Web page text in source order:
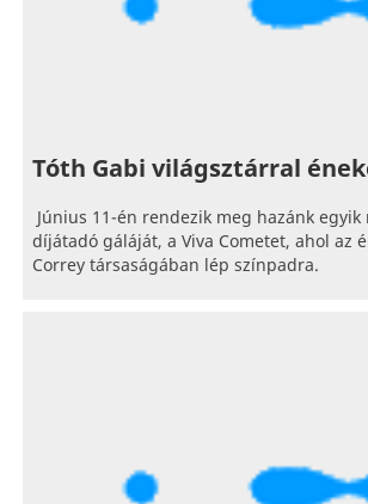
Tóth Gabi világsztárral
Június 11-én rendezik meg hazánk egyik
díjátadó gáláját, a Viva Cometet, ahol az
Correy társaságában lép színpadra.